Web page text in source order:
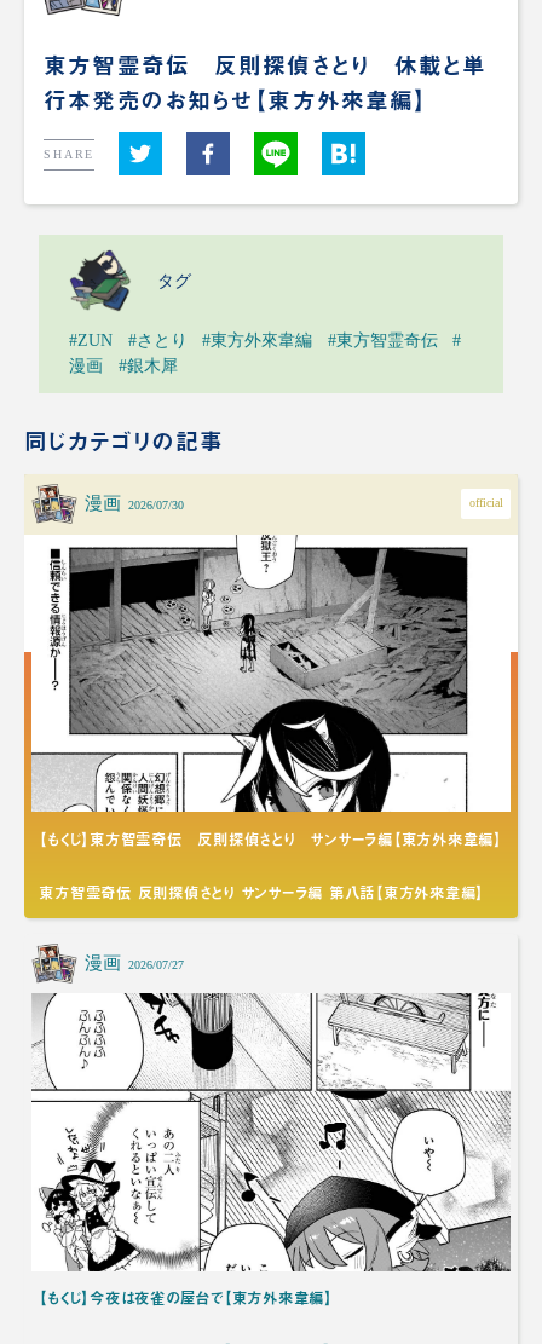
東方智霊奇伝 反則探偵さとり 休載と単
行本発売のお知らせ【東方外來韋編】
SHARE
タグ
#ZUN #さとり #東方外來韋編 #東方智霊奇伝
#
漫画
#銀木犀
同じカテゴリの記事
漫画 2026/07/30 official
【もくじ】東方智霊奇伝 反則探偵さとり サンサーラ編【東方外來韋編】
東方智霊奇伝 反則探偵さとり サンサーラ編 第八話【東方外來韋編】
漫画 2026/07/27
【もくじ】今夜は夜雀の屋台で【東方外來韋編】